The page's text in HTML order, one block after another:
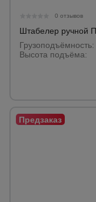
0 отзывов
Штабелер ручной
Грузоподъёмность:
Высота подъёма: